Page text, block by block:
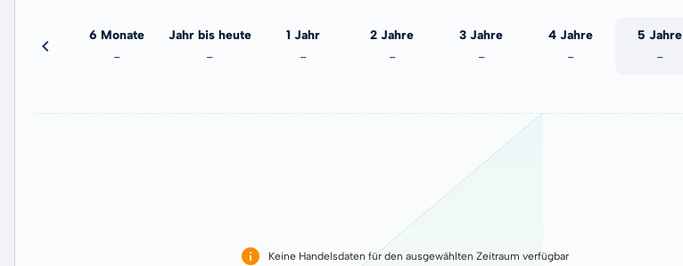
%
6 Monate
-
Jahr bis heute
-
1 Jahr
-
2 Jahre
-
3 Jahre
-
4 Jahre
-
5 Jahre
-
Keine Handelsdaten für den ausgewählten Zeitraum verfügbar